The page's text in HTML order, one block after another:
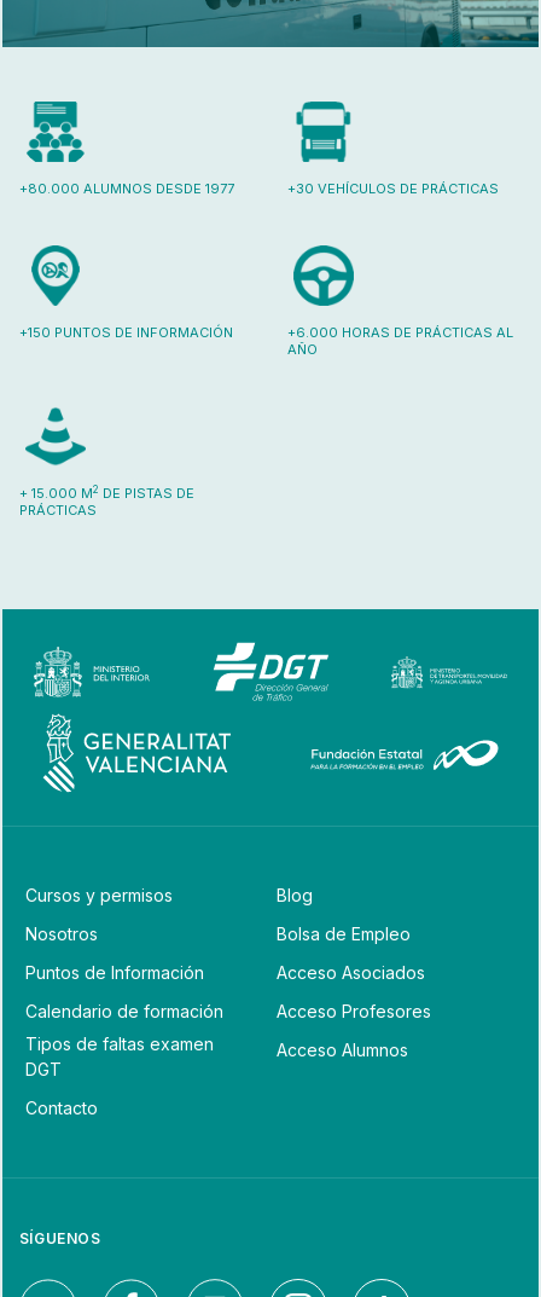
+80.000 ALUMNOS DESDE 1977 +30 VEHÍCULOS DE PRÁCTICAS
+150 PUNTOS DE INFORMACIÓN
+6.000 HORAS DE PRÁCTICAS AL
AÑO
+ 15.000 M2 DE PISTAS DE
PRÁCTICAS
Cursos y permisos
Nosotros
Puntos de Información
Calendario de formación
Tipos de faltas examen
DGT
Contacto
Blog
Bolsa de Empleo
Acceso Asociados
Acceso Profesores
Acceso Alumnos
SÍGUENOS